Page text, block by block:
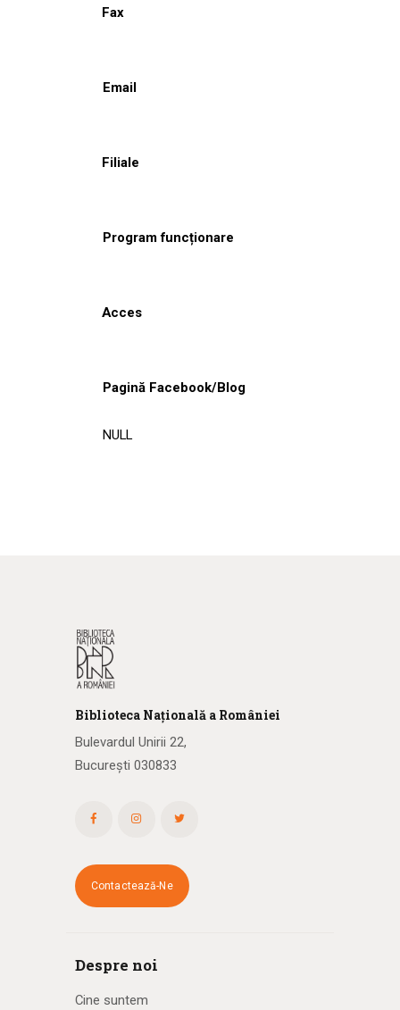
Fax
Email
Filiale
Program funcționare
Acces
Pagină Facebook/Blog
NULL
Biblioteca Națională a României
Bulevardul Unirii 22,
București 030833
Contactează-Ne
Despre noi
Cine suntem